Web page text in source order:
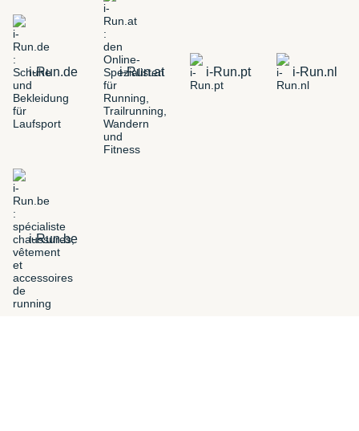
i-Run.de i-Run.at i-Run.pt i-Run.nl
i-Run.be